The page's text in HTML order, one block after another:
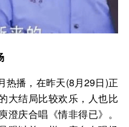
播，在昨天(8月29日)正
大结局比较欢乐，人也比
庆合唱《情非得已》。